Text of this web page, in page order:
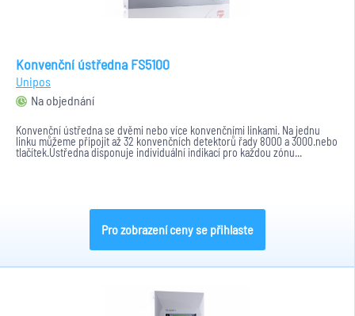
Konvenční ústředna FS5100
Unipos
Na objednání
Konvenční ústředna se dvěmi nebo více konvenčními linkami. Na jednu
linku můžeme připojit až 32 konvenčních detektorů řady 8000 a 3000.nebo
tlačítek.Ústředna disponuje individuální indikací pro každou zónu...
Pro zobrazení ceny se přihlaste